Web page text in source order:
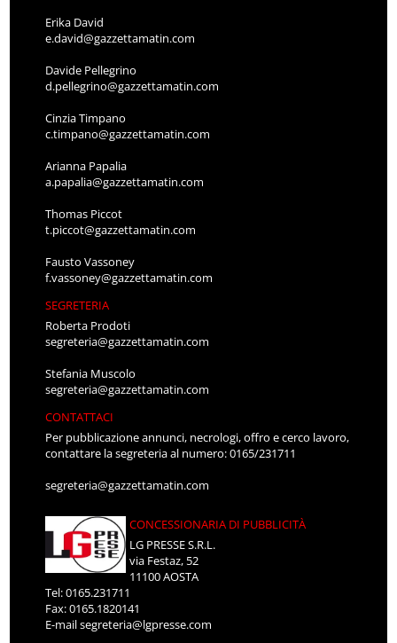
Erika David
e.david@gazzettamatin.com
Davide Pellegrino
d.pellegrino@gazzettamatin.com
Cinzia Timpano
c.timpano@gazzettamatin.com
Arianna Papalia
a.papalia@gazzettamatin.com
Thomas Piccot
t.piccot@gazzettamatin.com
Fausto Vassoney
f.vassoney@gazzettamatin.com
SEGRETERIA
Roberta Prodoti
segreteria@gazzettamatin.com
Stefania Muscolo
segreteria@gazzettamatin.com
CONTATTACI
Per pubblicazione annunci, necrologi, offro e cerco lavoro,
contattare la segreteria al numero: 0165/231711
segreteria@gazzettamatin.com
CONCESSIONARIA DI PUBBLICITÀ
LG PRESSE S.R.L.
via Festaz, 52
11100 AOSTA
Tel: 0165.231711
Fax: 0165.1820141
E-mailsegreteria@lgpresse.com